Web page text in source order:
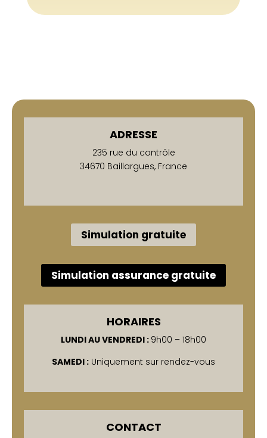
ADRESSE
235 rue du contrôle
34670 Baillargues, France
Simulation gratuite
Simulation assurance gratuite
HORAIRES
LUNDI AU VENDREDI : 9h00 – 18h00
SAMEDI : Uniquement sur rendez-vous
CONTACT